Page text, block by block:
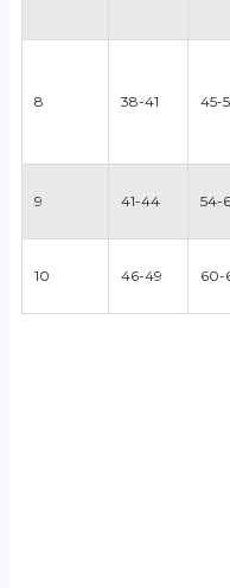
8 38-41 45-
9 41-44 54-
10 46-49 60-